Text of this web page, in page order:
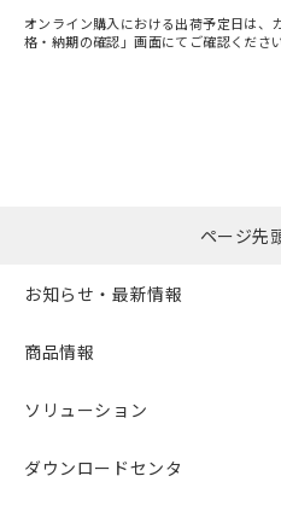
オンライン購入における出荷予定日は、
格・納期の確認」画面にてご確認ください
ページ先
お知らせ・最新情報
商品情報
ソリューション
ダウンロードセンタ